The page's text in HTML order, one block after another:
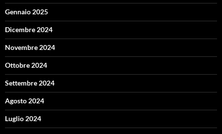
Gennaio 2025
Dicembre 2024
Novembre 2024
Ottobre 2024
Settembre 2024
Agosto 2024
Luglio 2024